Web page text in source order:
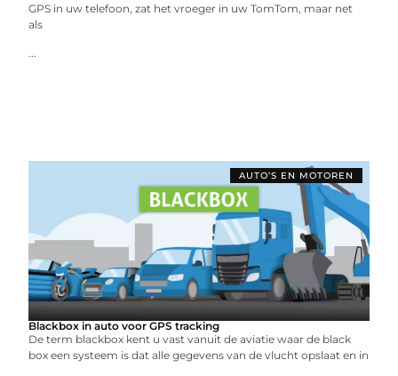
GPS in uw telefoon, zat het vroeger in uw TomTom, maar net
als
...
AUTO’S EN MOTOREN
Blackbox in auto voor GPS tracking
De term blackbox kent u vast vanuit de aviatie waar de black
box een systeem is dat alle gegevens van de vlucht opslaat en in